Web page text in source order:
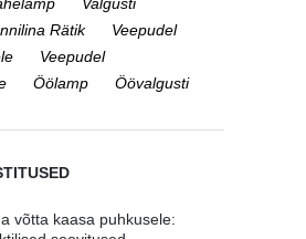
Rätik
Veepudel
Veepudel
Öölamp Öövalgusti
võtta kaasa puhkusele: